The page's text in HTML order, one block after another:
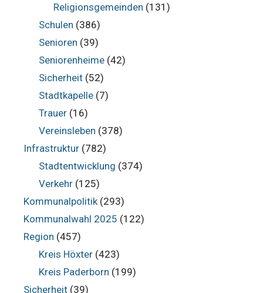
Religionsgemeinden (131)
Schulen (386)
Senioren (39)
Seniorenheime(42)
Sicherheit(52)
Stadtkapelle(7)
Trauer(16)
Vereinsleben (378)
Infrastruktur (782)
Stadtentwicklung (374)
Verkehr(125)
Kommunalpolitik (293)
Kommunalwahl 2025 (122)
Region (457)
Kreis Höxter(423)
Kreis Paderborn (199)
Sicherheit (39)